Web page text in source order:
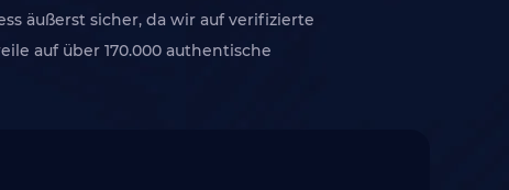
äußerst sicher, da wir auf verifizierte
auf über 170.000 authentische